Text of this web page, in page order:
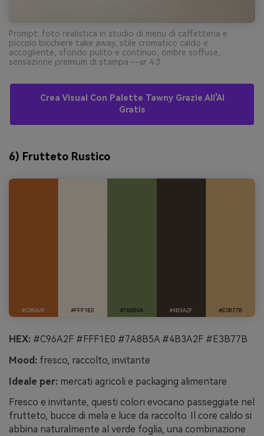
Prompt: foto realistica in studio di menu di caffetteria e
piccolo bicchiere take away, stile cromatico caldo e
accogliente, sfondo pulito e continuo, ombre soffuse,
sensazione premium di stampa --ar 4:3
Crea Visual Con Palette Tawny Grazie All'AI
Gratis
6) Frutteto Rustico
HEX: #C96A2F #FFF1E0 #7A8B5A #4B3A2F #E3B77B
Mood: fresco, raccolto, invitante
Ideale per: mercati agricoli e packaging alimentare
Fresco e invitante, questi colori evocano passeggiate nel
frutteto, bucce di mela e luce da raccolto. Il core caldo si
abbina naturalmente al verde foglia, una combinazione